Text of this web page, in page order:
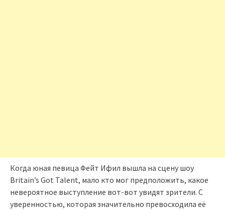
Когда юная певица Фейт Ифил вышла на сцену шоу
Britain’s Got Talent, мало кто мог предположить, какое
невероятное выступление вот-вот увидят зрители. С
уверенностью, которая значительно превосходила её